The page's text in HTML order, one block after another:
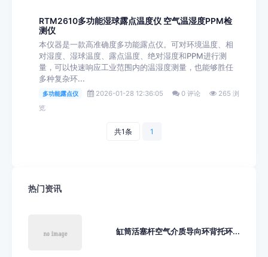
RTM2610多功能湿球露点温度仪 空气温湿度PPM检
测仪
本仪器是一款高准确度多功能露点仪。可对环境温度、相
对湿度、湿球温度、露点温度、绝对湿度和PPM进行测
量，可以快速响应工业范围内的温湿度测量，也能够胜任
多种复杂环...
多功能露点仪 2026-01-28 12:36:05 0 评论
265 浏
览
共1条 1
热门资讯
缸筒活塞杆空气介质导向环背托环...